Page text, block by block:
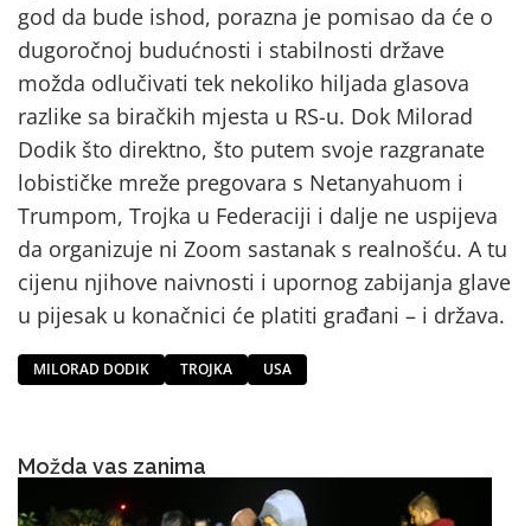
god da bude ishod, porazna je pomisao da će o
dugoročnoj budućnosti i stabilnosti države
možda odlučivati tek nekoliko hiljada glasova
razlike sa biračkih mjesta u RS-u. Dok Milorad
Dodik što direktno, što putem svoje razgranate
lobističke mreže pregovara s Netanyahuom i
Trumpom, Trojka u Federaciji i dalje ne uspijeva
da organizuje ni Zoom sastanak s realnošću. A tu
cijenu njihove naivnosti i upornog zabijanja glave
u pijesak u konačnici će platiti građani – i država.
MILORAD DODIK TROJKA USA
Možda vas zanima